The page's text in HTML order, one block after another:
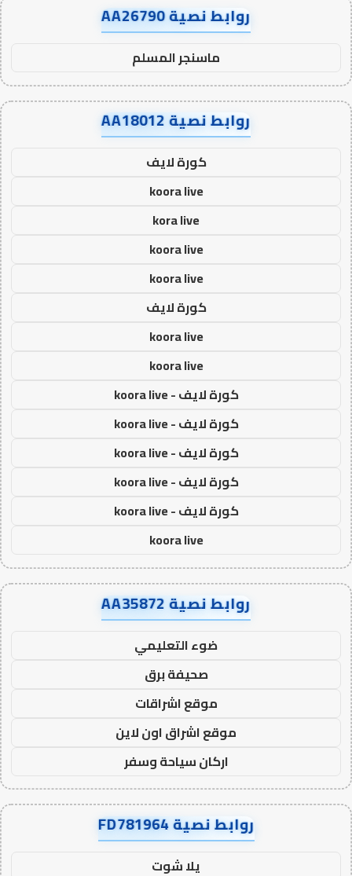
روابط نصية AA26790
ماسنجر المسلم
روابط نصية AA18012
كورة لايف
koora live
kora live
koora live
koora live
كورة لايف
koora live
koora live
كورة لايف - koora live
كورة لايف - koora live
كورة لايف - koora live
كورة لايف - koora live
كورة لايف - koora live
koora live
روابط نصية AA35872
ضوء التعليمي
صحيفة برق
موقع اشراقات
موقع اشراق اون لاين
اركان سياحة وسفر
روابط نصية FD781964
يلا شوت